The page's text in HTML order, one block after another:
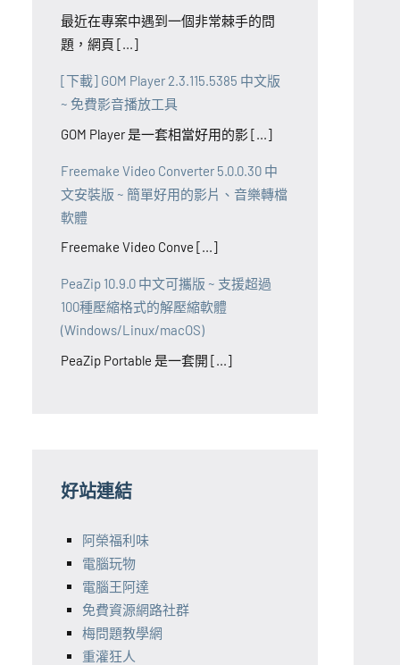
最近在專案中遇到一個非常棘手的問
題，網頁 [...]
[下載] GOM Player 2.3.115.5385 中文版
~ 免費影音播放工具
GOM Player 是一套相當好用的影 [...]
Freemake Video Converter 5.0.0.30 中
文安裝版 ~ 簡單好用的影片、音樂轉檔
軟體
Freemake Video Conve [...]
PeaZip 10.9.0 中文可攜版 ~ 支援超過
100種壓縮格式的解壓縮軟體
(Windows/Linux/macOS)
PeaZip Portable 是一套開 [...]
好站連結
阿榮福利味
電腦玩物
電腦王阿達
免費資源網路社群
梅問題教學網
重灌狂人